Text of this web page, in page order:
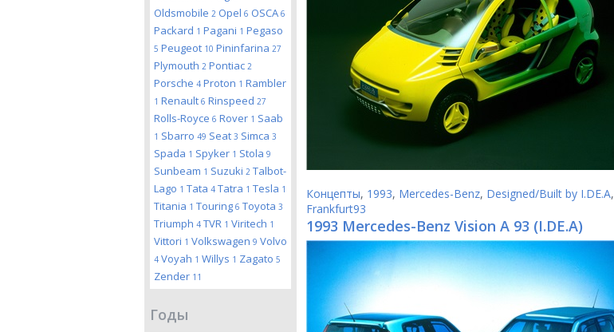
Oldsmobile 2 Opel 6 OSCA 6
Packard 1 Pagani 1 Pegaso
5 Peugeot 10 Pininfarina 27
Plymouth 2 Pontiac 2
Porsche 4 Proton 1 Rambler
1 Renault 6 Rinspeed 27
Rolls-Royce 6 Rover 1 Saab
1 Sbarro 49 Seat 3 Simca 3
Spada 1 Spyker 1 Stola 9
Sunbeam 1 Suzuki 2 Talbot-
Lago 1 Tata 4 Tatra 1 Tesla 1
Titania 1 Touring 6 Toyota 3
Triumph 4 TVR 1 Viritech 1
Vittori 1 Volkswagen 9 Volvo
4 Voyah 1 Willys 1 Zagato 5
Zender 11
Годы
Концепты, 1993, Mercedes-Benz, Designed/Built by I.DE.A,
Frankfurt93
1993 Mercedes-Benz Vision A 93 (I.DE.A)